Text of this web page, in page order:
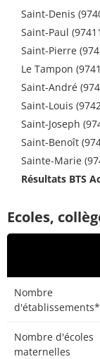
Saint-Denis
Saint-Paul
Saint-Pierre
Le Tampon
Saint-André
Saint-Louis
Saint-Joseph
Saint-Benoît
Sainte-Marie
Résultats BTS
Ecoles,
Nombre
d'établissements*
Nombre d'écoles
maternelles